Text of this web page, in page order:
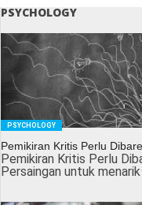
PSYCHOLOGY
PSYCHOLOGY
Pemikiran Kritis Perlu
Pemikiran Kritis Perlu
Persaingan untuk